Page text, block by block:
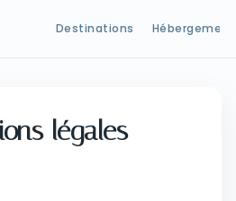
Destinations Hébergement
légales